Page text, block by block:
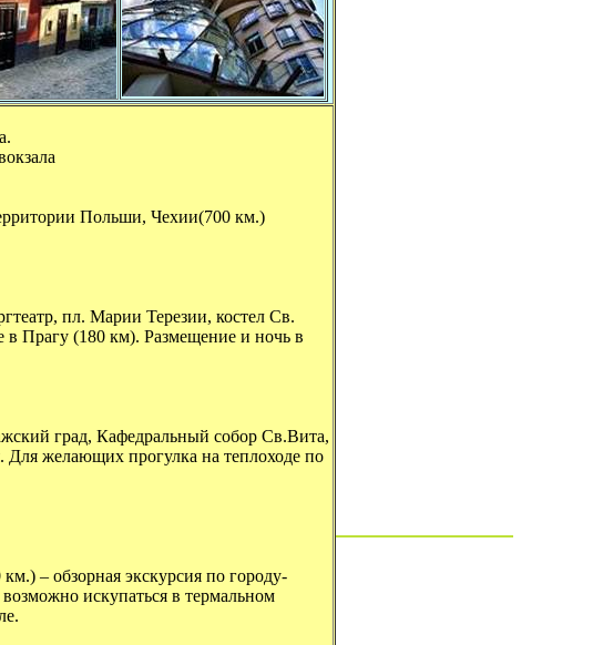
Польши, Чехии(700 км.)
пл. Марии Терезии, костел Св.
Прагу (180 км). Размещение и ночь в
град, Кафедральный собор Св.Вита,
Для желающих прогулка на теплоходе по
– обзорная экскурсия по городу-
искупаться в термальном